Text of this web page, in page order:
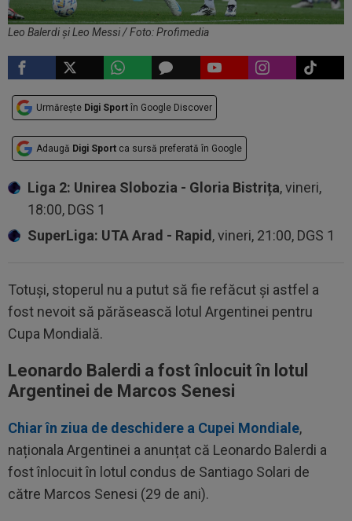
Leo Balerdi și Leo Messi / Foto: Profimedia
Urmărește Digi Sport în Google Discover
Adaugă Digi Sport ca sursă preferată în Google
Liga 2: Unirea Slobozia - Gloria Bistrița, vineri,
18:00, DGS 1
SuperLiga: UTA Arad - Rapid, vineri, 21:00, DGS 1
Totuși, stoperul nu a putut să fie refăcut și astfel a
fost nevoit să părăsească lotul Argentinei pentru
Cupa Mondială.
Leonardo Balerdi a fost înlocuit în lotul
Argentinei de Marcos Senesi
Chiar în ziua de deschidere a Cupei Mondiale,
naționala Argentinei a anunțat că Leonardo Balerdi a
fost înlocuit în lotul condus de Santiago Solari de
către Marcos Senesi (29 de ani).